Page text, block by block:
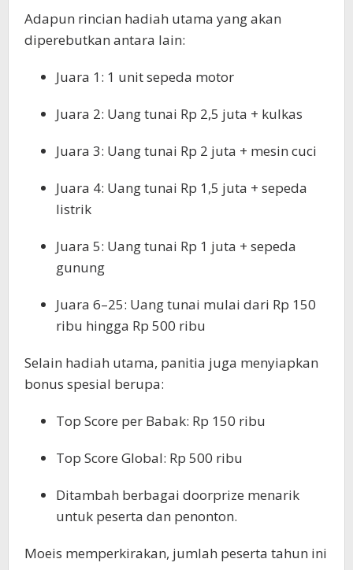
Adapun rincian hadiah utama yang akan
diperebutkan antara lain:
Juara 1: 1 unit sepeda motor
Juara 2: Uang tunai Rp 2,5 juta + kulkas
Juara 3: Uang tunai Rp 2 juta + mesin cuci
Juara 4: Uang tunai Rp 1,5 juta + sepeda
listrik
Juara 5: Uang tunai Rp 1 juta + sepeda
gunung
Juara 6–25: Uang tunai mulai dari Rp 150
ribu hingga Rp 500 ribu
Selain hadiah utama, panitia juga menyiapkan
bonus spesial berupa:
Top Score per Babak: Rp 150 ribu
Top Score Global: Rp 500 ribu
Ditambah berbagai doorprize menarik
untuk peserta dan penonton.
Moeis memperkirakan, jumlah peserta tahun ini